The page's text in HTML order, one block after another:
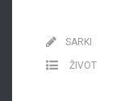
SARKI
ŽIVOT